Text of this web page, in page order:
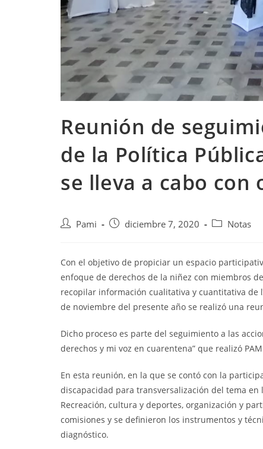
Reunión de
de la Política
se lleva a cabo con
Pami diciembre 7, 2020 Notas
Con el objetivo de propiciar un espacio
enfoque de derechos de la niñez con miembros
recopilar información cualitativa y cuantitativa de
de noviembre del presente año se realizó una
Dicho proceso es parte del seguimiento a las
derechos y mi voz en cuarentena” que realizó
En esta reunión, en la que se contó con la
discapacidad para transversalización del tema en
Recreación, cultura y deportes, organización y
comisiones y se definieron los instrumentos y
diagnóstico.